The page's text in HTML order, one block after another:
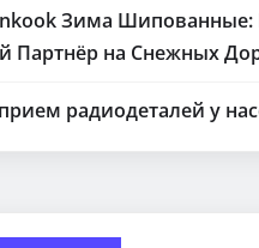
Зима
Партнёр на Снежных
радиодеталей у